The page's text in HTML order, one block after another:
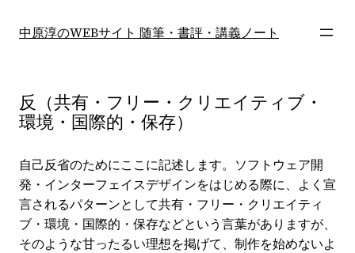
中原淳のWEBサイト 随筆・書評・講義ノート
反（共有・フリー・クリエイティブ・
環境・国際的・保存）
自己反省のためにここに記述します。ソフトウェア開
発・インターフェイスデザインをはじめる際に、よく宣
言されるパターンとして共有・フリー・クリエイティ
ブ・環境・国際的・保存などという言葉がありますが、
そのような甘ったるい理想を掲げて、制作を始めないよ